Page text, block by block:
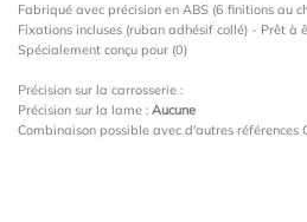
Fabriqué avec précision en ABS (6 finitions au
Fixations incluses (ruban adhésif collé) - Prêt à
Spécialement conçu pour (0)
Précision sur la carrosserie :
Précision sur la lame : Aucune
Combinaison possible avec d'autres références